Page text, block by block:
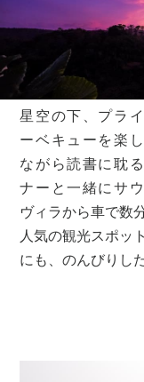
星空の下、プラ
ーベキューを楽
ながら読書に耽
ナーと一緒にサ
ヴィラから車で数
人気の観光スポッ
にも、のんびりし